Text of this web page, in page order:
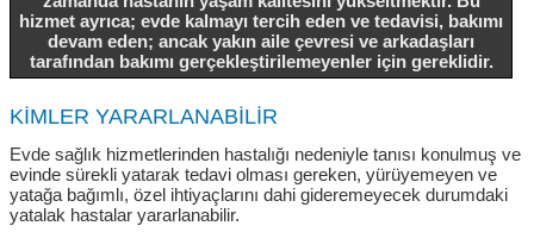
hizmet ayrıca; evde kalmayı tercih eden ve tedavisi, bakımı
devam eden; ancak yakın aile çevresi ve arkadaşları
tarafından bakımı gerçekleştirilemeyenler için gereklidir.
KİMLER YARARLANABİLİR
Evde sağlık hizmetlerinden hastalığı nedeniyle tanısı konulmuş ve
evinde sürekli yatarak tedavi olması gereken, yürüyemeyen ve
yatağa bağımlı, özel ihtiyaçlarını dahi gideremeyecek durumdaki
yatalak hastalar yararlanabilir.